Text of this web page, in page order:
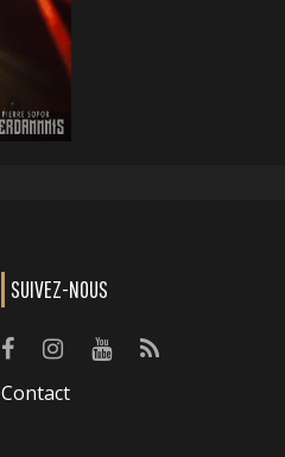
SUIVEZ-NOUS
Contact